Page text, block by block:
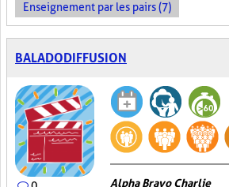
Enseignement par les pairs (7)
BALADODIFFUSION
Alpha Bravo Charlie